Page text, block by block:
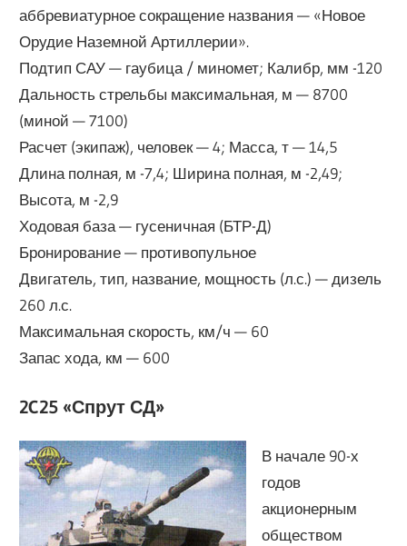
аббревиатурное сокращение названия — «Новое
Орудие Наземной Артиллерии».
Подтип САУ — гаубица / миномет; Калибр, мм -120
Дальность стрельбы максимальная, м — 8700
(миной — 7100)
Расчет (экипаж), человек — 4; Масса, т — 14,5
Длина полная, м -7,4; Ширина полная, м -2,49;
Высота, м -2,9
Ходовая база — гусеничная (БТР-Д)
Бронирование — противопульное
Двигатель, тип, название, мощность (л.с.) — дизель
260 л.с.
Максимальная скорость, км/ч — 60
Запас хода, км — 600
2C25 «Спрут СД»
В начале 90-х
годов
акционерным
обществом